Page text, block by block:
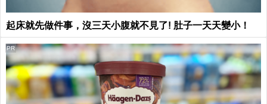
起床就先做件事，沒三天小腹就不見了! 肚子一天天變小！
PR